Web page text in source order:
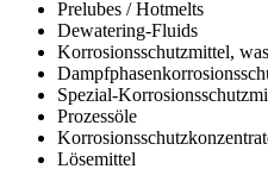
Prelubes / Hotmelts
Dewatering-Fluids
Korrosionsschutzmittel,
Spezial-
Prozessöle
Lösemittel